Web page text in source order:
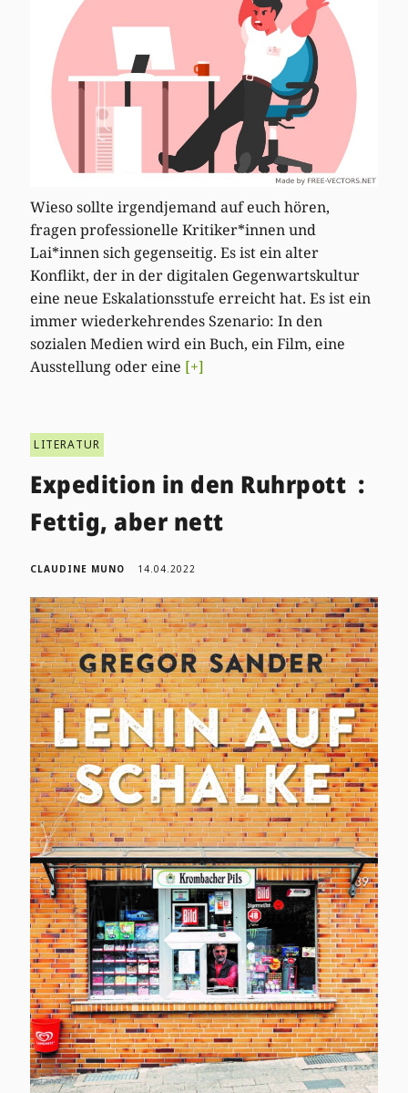
Wieso sollte irgendjemand auf euch hören,
fragen professionelle Kritiker*innen und
Lai*innen sich gegenseitig. Es ist ein alter
Konflikt, der in der digitalen Gegenwartskultur
eine neue Eskalationsstufe erreicht hat. Es ist ein
immer wiederkehrendes Szenario: In den
sozialen Medien wird ein Buch, ein Film, eine
Ausstellung oder eine [+]
LITERATUR
Expedition in den Ruhrpott :
Fettig, aber nett
CLAUDINE MUNO 14.04.2022